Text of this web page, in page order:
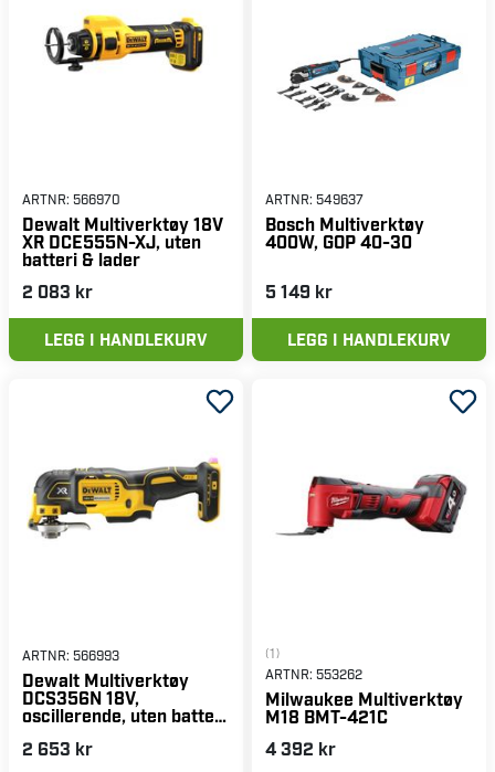
ARTNR: 566970
Dewalt Multiverktøy 18V
XR DCE555N-XJ, uten
batteri & lader
2 083 kr
LEGG I HANDLEKURV
ARTNR: 549637
Bosch Multiverktøy
400W, GOP 40-30
5 149 kr
LEGG I HANDLEKURV
ARTNR: 566993
Dewalt Multiverktøy
DCS356N 18V,
oscillerende, uten batteri
2 653 kr
(1)
ARTNR: 553262
Milwaukee Multiverktøy
M18 BMT-421C
4 392 kr